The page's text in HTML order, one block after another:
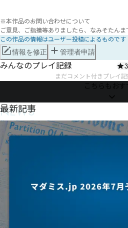
※本作品のお問い合わせについて
ご意見、ご指摘等ありましたら、なみそたんま
この作品の情報はユーザー投稿によるものです
情報を修正 管理者申請
みんなのプレイ記録
まだコメント付きプレイ
こちらもおす
NEWS
最新記事